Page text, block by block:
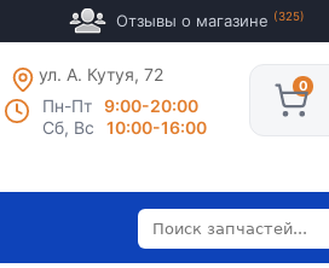
Отзывы о магазине (325)
ул. А. Кутуя, 72
Пн-Пт
9:00-20:00
Сб, Вс
10:00-16:00